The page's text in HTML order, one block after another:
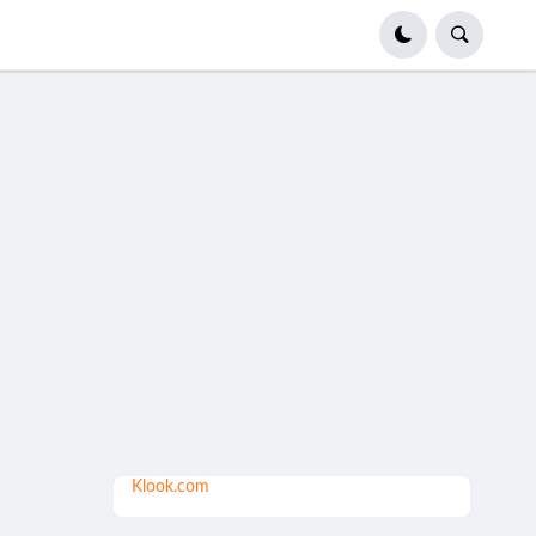
Klook.com